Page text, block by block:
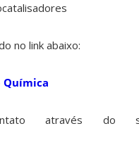
no link abaixo:
Química
através do